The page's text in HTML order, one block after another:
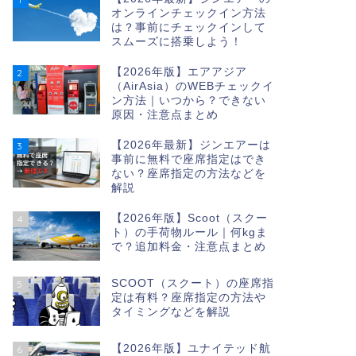
オンラインチェックイン方法
は？事前にチェックインして
スムーズに搭乗しよう！
2
【2026年版】エアアジア
（AirAsia）のWEBチェックイ
ン方法｜いつから？できない
原因・注意点まとめ
3
【2026年最新】ジンエアーは
事前に無料で座席指定はでき
ない？座席指定の方法などを
解説
4
【2026年版】Scoot（スクー
ト）の手荷物ルール｜何kgま
で？追加料金・注意点まとめ
5
SCOOT（スクート）の座席指
定は有料？座席指定の方法や
タイミングなどを解説
6
【2026年版】ユナイテッド航